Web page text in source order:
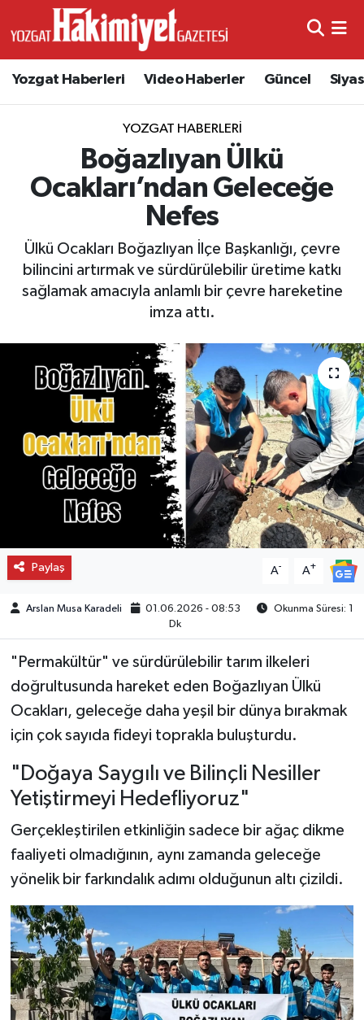
Yozgat Haberleri Video Haberler Güncel
YOZGAT HABERLERI
Boğazlıyan Ülkü
Ocakları’ndan Geleceğe
Nefes
Ülkü Ocakları Boğazlıyan İlçe Başkanlığı, çevre
bilincini artırmak ve sürdürülebilir üretime katkı
sağlamak amacıyla anlamlı bir çevre hareketine
imza attı.
Paylaş A- A+
Arslan Musa Karadeli 01.06.2026 - 08:53
Okunma Süresi: 1
Dk
"Permakültür" ve sürdürülebilir tarım ilkeleri
doğrultusunda hareket eden Boğazlıyan Ülkü
Ocakları, geleceğe daha yeşil bir dünya bırakmak
için çok sayıda fideyi toprakla buluşturdu.
"Doğaya Saygılı ve Bilinçli Nesiller
Yetiştirmeyi Hedefliyoruz"
Gerçekleştirilen etkinliğin sadece bir ağaç dikme
faaliyeti olmadığının, aynı zamanda geleceğe
yönelik bir farkındalık adımı olduğunun altı çizildi.